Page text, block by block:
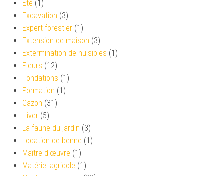
Eté (1)
Excavation (3)
Expert forestier (1)
Extension de maison (3)
Extermination de nuisibles (1)
Fleurs (12)
Fondations (1)
Formation (1)
Gazon (31)
Hiver (5)
La faune du jardin (3)
Location de benne (1)
Maître d'œuvre (1)
Matériel agricole (1)